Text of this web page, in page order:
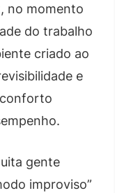
no momento
do trabalho
criado ao
e
gente
improviso”